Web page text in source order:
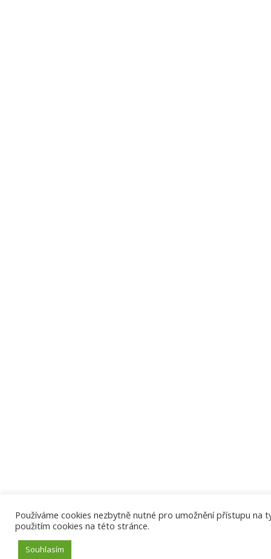
Používáme cookies nezbytně nutné pro umožnění přístupu na
použitím cookies na této stránce.
Souhlasím